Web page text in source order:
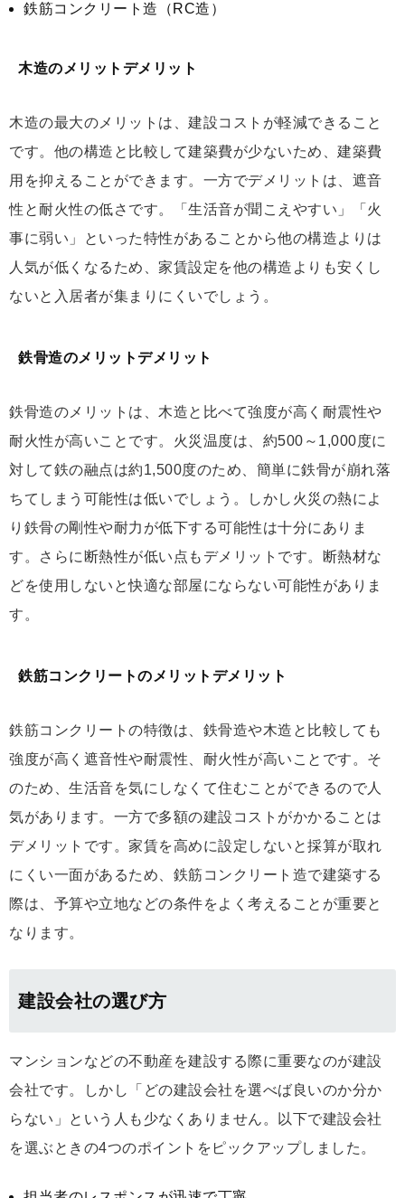
鉄筋コンクリート造（RC造）
木造のメリットデメリット
木造の最大のメリットは、建設コストが軽減できること
です。他の構造と比較して建築費が少ないため、建築費
用を抑えることができます。一方でデメリットは、遮音
性と耐火性の低さです。「生活音が聞こえやすい」「火
事に弱い」といった特性があることから他の構造よりは
人気が低くなるため、家賃設定を他の構造よりも安くし
ないと入居者が集まりにくいでしょう。
鉄骨造のメリットデメリット
鉄骨造のメリットは、木造と比べて強度が高く耐震性や
耐火性が高いことです。火災温度は、約500～1,000度に
対して鉄の融点は約1,500度のため、簡単に鉄骨が崩れ落
ちてしまう可能性は低いでしょう。しかし火災の熱によ
り鉄骨の剛性や耐力が低下する可能性は十分にありま
す。さらに断熱性が低い点もデメリットです。断熱材な
どを使用しないと快適な部屋にならない可能性がありま
す。
鉄筋コンクリートのメリットデメリット
鉄筋コンクリートの特徴は、鉄骨造や木造と比較しても
強度が高く遮音性や耐震性、耐火性が高いことです。そ
のため、生活音を気にしなくて住むことができるので人
気があります。一方で多額の建設コストがかかることは
デメリットです。家賃を高めに設定しないと採算が取れ
にくい一面があるため、鉄筋コンクリート造で建築する
際は、予算や立地などの条件をよく考えることが重要と
なります。
建設会社の選び方
マンションなどの不動産を建設する際に重要なのが建設
会社です。しかし「どの建設会社を選べば良いのか分か
らない」という人も少なくありません。以下で建設会社
を選ぶときの4つのポイントをピックアップしました。